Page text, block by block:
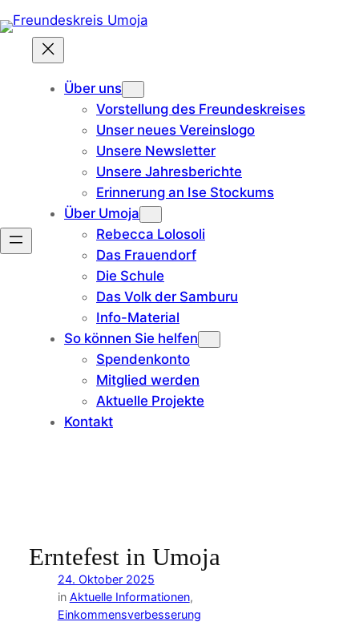
Inhalt
springen
Über uns
Vorstellung des Freundeskreises
Unser neues Vereinslogo
Unsere Newsletter
Unsere Jahresberichte
Erinnerung an Ise Stockums
Über Umoja
Rebecca Lolosoli
Das Frauendorf
Die Schule
Das Volk der Samburu
Info-Material
So können Sie helfen
Spendenkonto
Mitglied werden
Aktuelle Projekte
Kontakt
Erntefest in Umoja
24. Oktober 2025
in Aktuelle Informationen
Einkommensverbesserung